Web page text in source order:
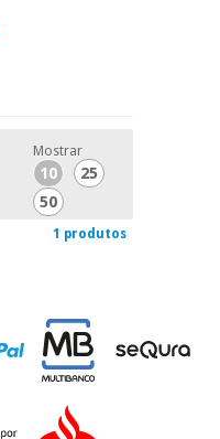
Mostrar
10
25
50
1 produtos